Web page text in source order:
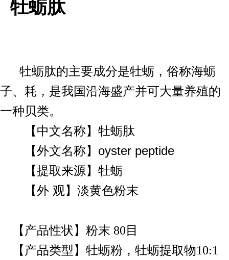
牡蛎肽
牡蛎肽的主要成分是牡蛎，俗称海蛎
子、耗，是我国沿海盛产并可大量养殖的
一种贝类。
【中文名称】牡蛎肽
【外文名称】oyster peptide
【提取来源】牡蛎
【外 观】淡黄色粉末
【产品性状】粉末 80目
【产品类型】牡蛎粉，牡蛎提取物10:1